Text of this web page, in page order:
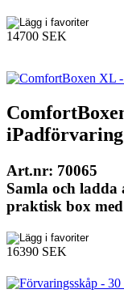
14700 SEK
iPadförvaring
Art.nr: 70065
Samla och ladda
praktisk box
16390 SEK